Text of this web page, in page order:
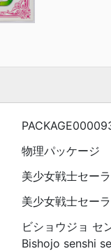
物理パッケージ
美少女戦士セー
美少女戦士セー
ビショウジョ セ
Bishojo senshi